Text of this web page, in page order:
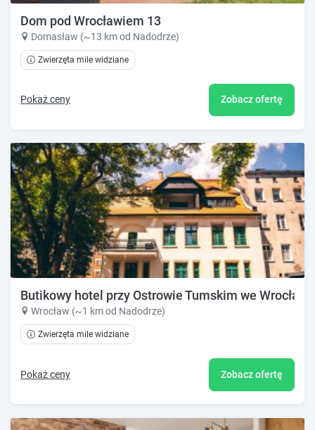
Dom pod Wrocławiem 13
Domasław (~13 km od Nadodrze)
Zwierzęta mile widziane
Pokaż ceny Zobacz ofertę
Butikowy hotel przy Ostrowie Tumskim we
Wrocław (~1 km od Nadodrze)
Zwierzęta mile widziane
Pokaż ceny Zobacz ofertę